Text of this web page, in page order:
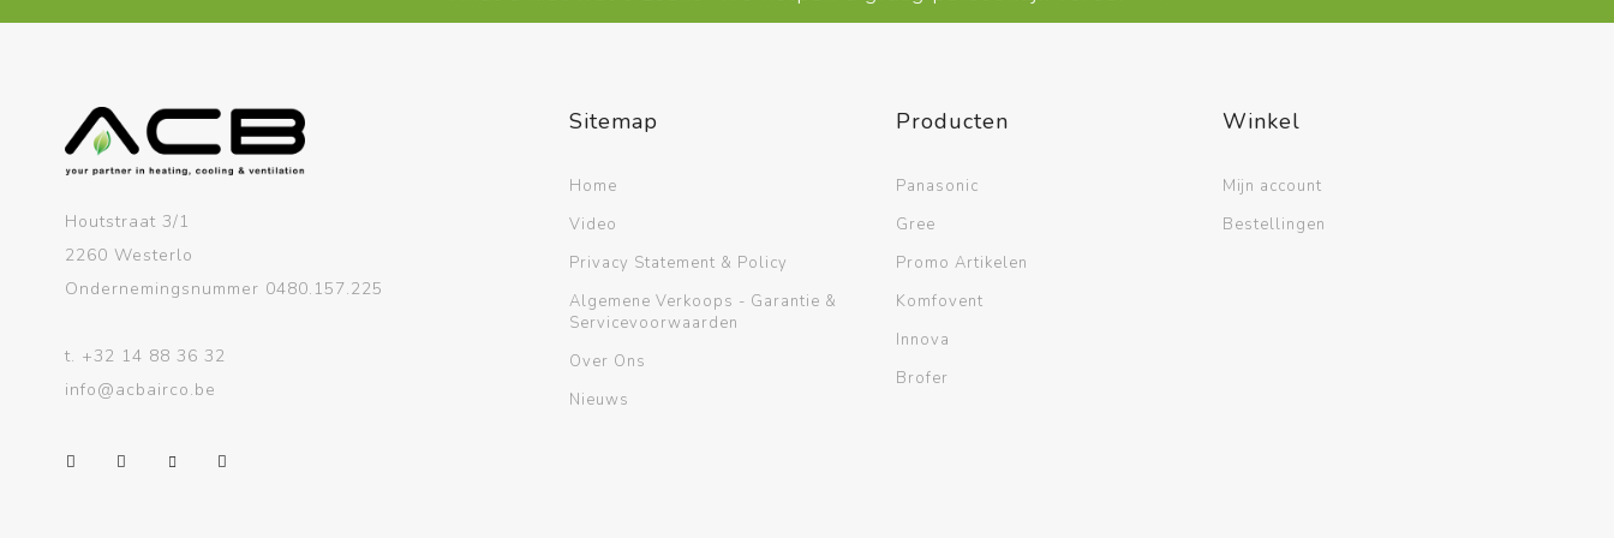
Houtstraat 3/1
2260 Westerlo
Ondernemingsnummer 0480.157.225
t. +32 14 88 36 32
info@acbairco.be
Sitemap
Home
Video
Privacy Statement & Policy
Algemene Verkoops - Garantie &
Servicevoorwaarden
Over Ons
Nieuws
Producten
Panasonic
Gree
Promo Artikelen
Komfovent
Innova
Brofer
Winkel
Mijn account
Bestellingen